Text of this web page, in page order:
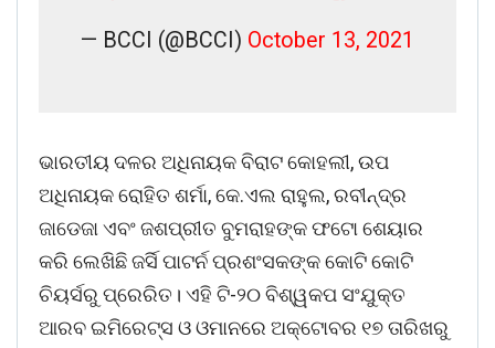
— BCCI (@BCCI) October 13, 2021
ଭାରତୀୟ ଦଳର ଅଧିନାୟକ ବିରାଟ କୋହଲୀ, ଉପ
ଅଧିନାୟକ ରୋହିତ ଶର୍ମା, କେ.ଏଲ ରାହୁଲ, ରବୀନ୍ଦ୍ର
ଜାଡେଜା ଏବଂ ଜଶପ୍ରୀତ ବୁମରାହଙ୍କ ଫଟୋ ଶେୟାର
କରି ଲେଖିଛି ଜର୍ସି ପାଟର୍ନ ପ୍ରଶଂସକଙ୍କ କୋଟି କୋଟି
ଚିୟର୍ସରୁ ପ୍ରେରିତ। ଏହି ଟି-୨୦ ବିଶ୍ୱକପ ସଂଯୁକ୍ତ
ଆରବ ଇମିରେଟ୍ସ ଓ ଓମାନରେ ଅକ୍ଟୋବର ୧୭ ତାରିଖରୁ